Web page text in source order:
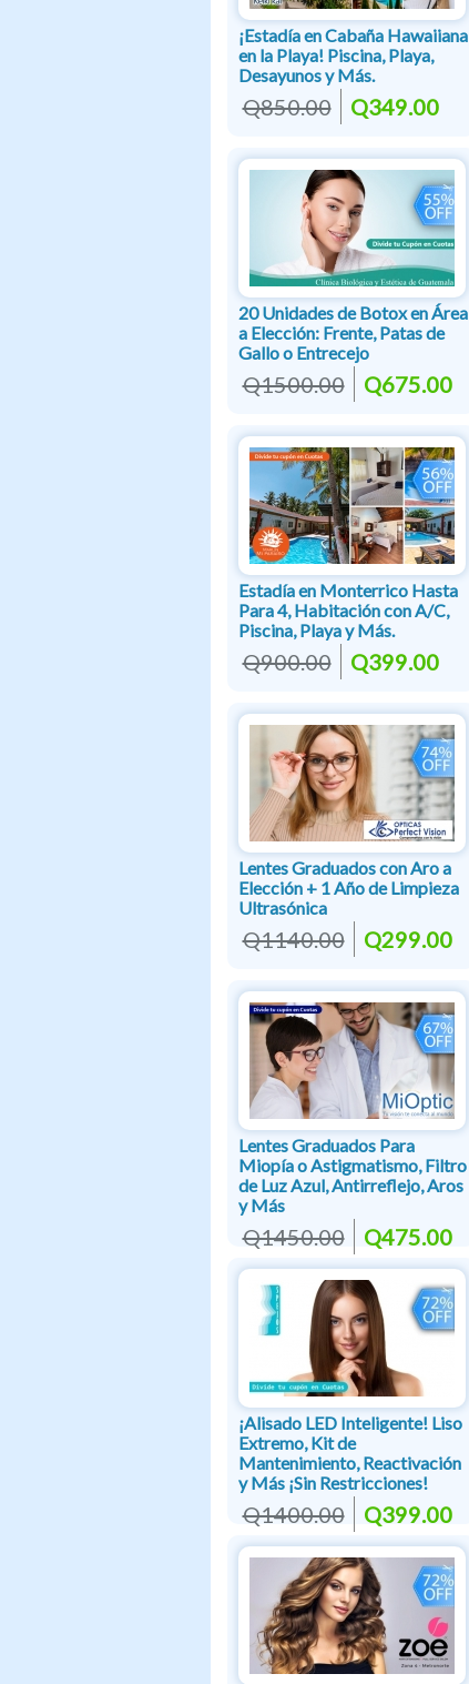
¡Estadía en Cabaña Hawaiiana
en la Playa! Piscina, Playa,
Desayunos y Más.
Q850.00 Q349.00
20 Unidades de Botox en Área
a Elección: Frente, Patas de
Gallo o Entrecejo
Q1500.00 Q675.00
Estadía en Monterrico Hasta
Para 4, Habitación con A/C,
Piscina, Playa y Más.
Q900.00 Q399.00
Lentes Graduados con Aro a
Elección + 1 Año de Limpieza
Ultrasónica
Q1140.00 Q299.00
Lentes Graduados Para
Miopía o Astigmatismo, Filtro
de Luz Azul, Antirreflejo, Aros
y Más
Q1450.00 Q475.00
¡Alisado LED Inteligente! Liso
Extremo, Kit de
Mantenimiento, Reactivación
y Más ¡Sin Restricciones!
Q1400.00 Q399.00